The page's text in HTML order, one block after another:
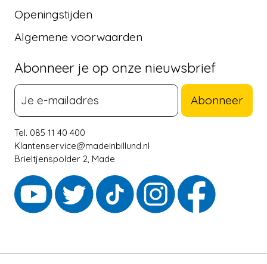
Openingstijden
Algemene voorwaarden
Abonneer je op onze nieuwsbrief
Abonneer
Tel. 085 11 40 400
Klantenservice@madeinbillund.nl
Brieltjenspolder 2, Made